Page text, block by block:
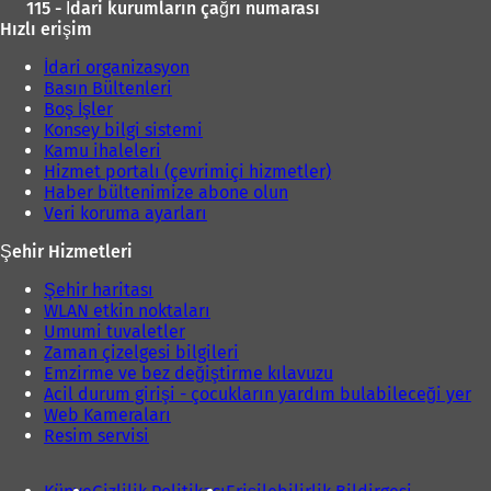
115 - İdari kurumların çağrı numarası
Hızlı erişim
İdari organizasyon
Basın Bültenleri
Boş İşler
Konsey bilgi sistemi
Kamu ihaleleri
Hizmet portalı (çevrimiçi hizmetler)
Haber bültenimize abone olun
Veri koruma ayarları
Şehir Hizmetleri
Şehir haritası
WLAN etkin noktaları
Umumi tuvaletler
Zaman çizelgesi bilgileri
Emzirme ve bez değiştirme kılavuzu
Acil durum girişi - çocukların yardım bulabileceği yer
Web Kameraları
Resim servisi